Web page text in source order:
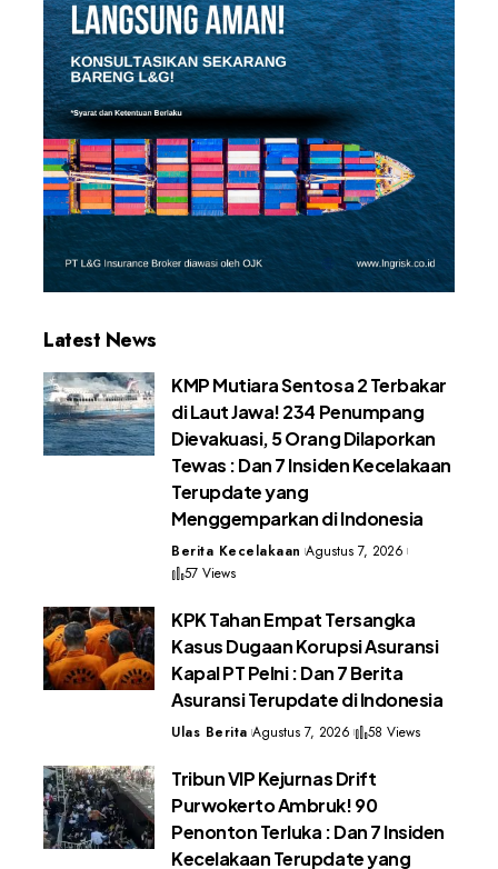
Latest News
KMP Mutiara Sentosa 2 Terbakar
di Laut Jawa! 234 Penumpang
Dievakuasi, 5 Orang Dilaporkan
Tewas : Dan 7 Insiden Kecelakaan
Terupdate yang
Menggemparkan di Indonesia
Berita Kecelakaan Agustus 7, 2026
57 Views
KPK Tahan Empat Tersangka
Kasus Dugaan Korupsi Asuransi
Kapal PT Pelni : Dan 7 Berita
Asuransi Terupdate di Indonesia
Ulas Berita Agustus 7, 2026 58 Views
Tribun VIP Kejurnas Drift
Purwokerto Ambruk! 90
Penonton Terluka : Dan 7 Insiden
Kecelakaan Terupdate yang